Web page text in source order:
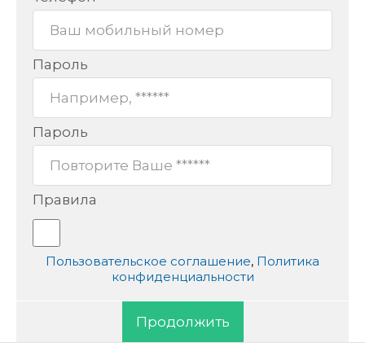
Пароль
Пароль
Правила
Пользовательское соглашение, Политика
конфиденциальности